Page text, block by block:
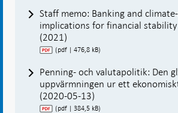
Staff memo: Banking and
implications for financial stability
(2021)
(pdf | 476,8 kB)
Penning- och valutapolitik: Den
uppvärmningen ur ett
(2020-05-13)
(pdf | 384,5 kB)